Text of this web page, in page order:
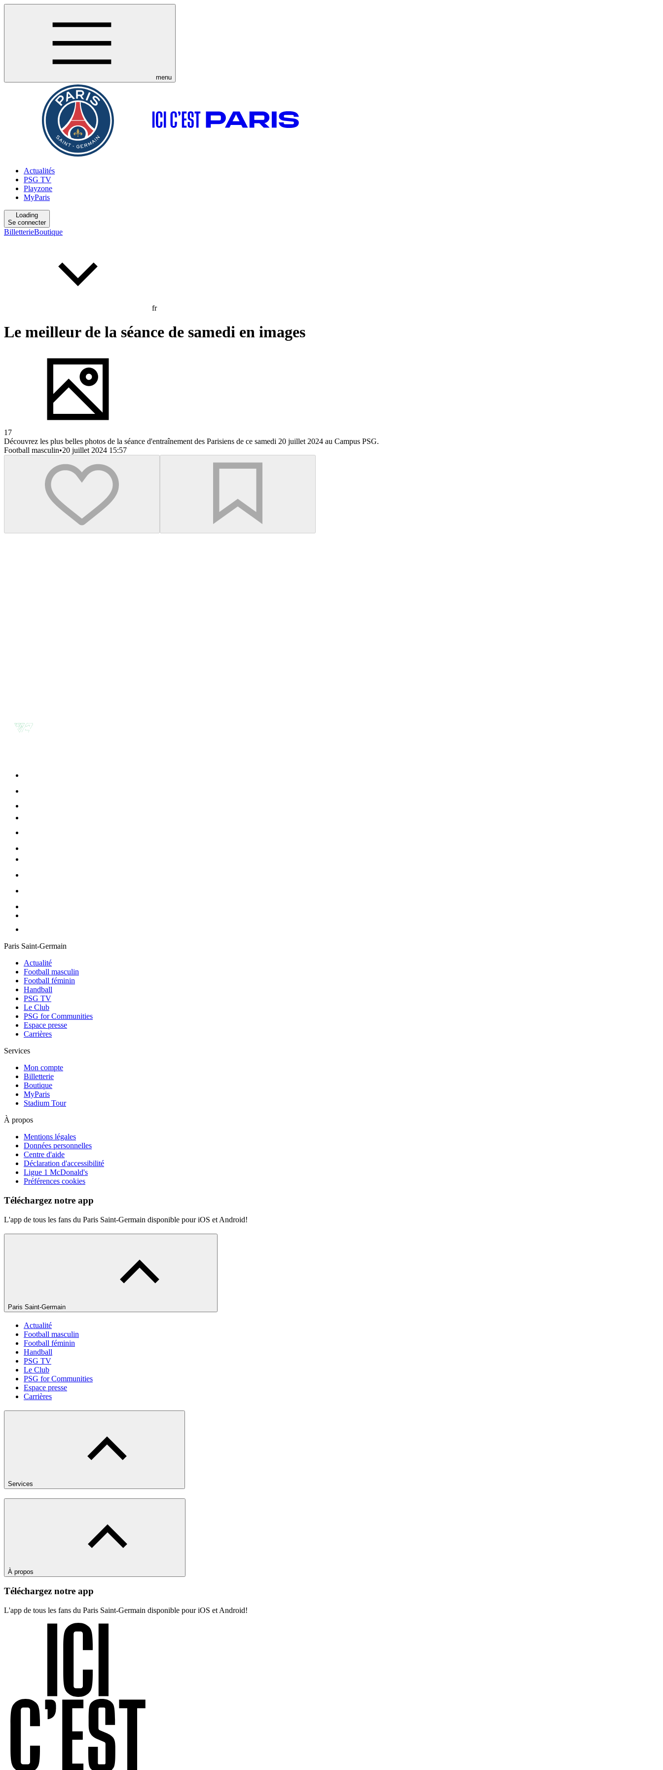
menu
Actualités
PSG TV
Playzone
MyParis
Loading
Se connecter
BilletterieBoutique
fr
Le meilleur de la séance de samedi en images
17
Découvrez les plus belles photos de la séance d'entraînement des Parisiens de ce samedi 20 juillet 2024 au Campus PSG.
Football masculin•20 juillet 2024 15:57
Paris Saint-Germain
Actualité
Football masculin
Football féminin
Handball
PSG TV
Le Club
PSG for Communities
Espace presse
Carrières
Services
Mon compte
Billetterie
Boutique
MyParis
Stadium Tour
À propos
Mentions légales
Données personnelles
Centre d'aide
Déclaration d'accessibilité
Ligue 1 McDonald's
Préférences cookies
Téléchargez notre app
L'app de tous les fans du Paris Saint-Germain disponible pour iOS et Android!
Paris Saint-Germain
Actualité
Football masculin
Football féminin
Handball
PSG TV
Le Club
PSG for Communities
Espace presse
Carrières
Services
À propos
Téléchargez notre app
L'app de tous les fans du Paris Saint-Germain disponible pour iOS et Android!